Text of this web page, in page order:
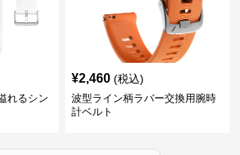
れるシン
¥2,460 (税込)
波型ライン柄ラバー交換用腕時
計ベルト